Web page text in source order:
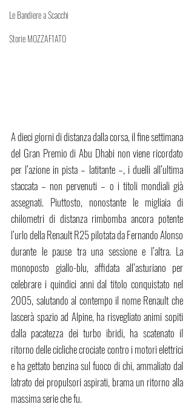
Le Bandiere a Scacchi
Storie MOZZAF1ATO
A dieci giorni di distanza dalla corsa, il fine settimana
del Gran Premio di Abu Dhabi non viene ricordato
per l’azione in pista – latitante –, i duelli all’ultima
staccata – non pervenuti – o i titoli mondiali già
assegnati. Piuttosto, nonostante le migliaia di
chilometri di distanza rimbomba ancora potente
l’urlo della Renault R25 pilotata da Fernando Alonso
durante le pause tra una sessione e l’altra. La
monoposto giallo-blu, affidata all’asturiano per
celebrare i quindici anni dal titolo conquistato nel
2005, salutando al contempo il nome Renault che
lascerà spazio ad Alpine, ha risvegliato animi sopiti
dalla pacatezza dei turbo ibridi, ha scatenato il
ritorno delle cicliche crociate contro i motori elettrici
e ha gettato benzina sul fuoco di chi, ammaliato dal
latrato dei propulsori aspirati, brama un ritorno alla
massima serie che fu.